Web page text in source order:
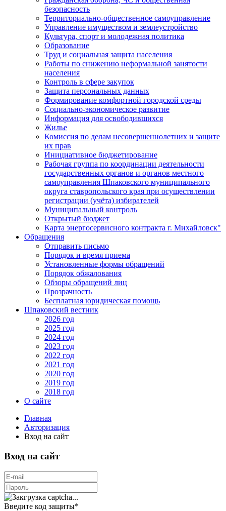
безопасность
Территориально-общественное самоуправление
Управление имуществом и землеустройство
Культура, спорт и молодежная политика
Образование
Труд и социальная защита населения
Работы по снижению неформальной занятости
населения
Контроль в сфере закупок
Защита персональных данных
Формирование комфортной городской среды
Социально-экономическое развитие
Информация для освободившихся
Жилье
Комиссия по делам несовершеннолетних и защите
их прав
Инициативное бюджетирование
Рабочая группа по координации деятельности
государственных органов и органов местного
самоуправления Шпаковского муниципального
округа ставропольского края при осуществлении
регистрации (учёта) избирателей
Муниципальный контроль
Открытый бюджет
Карта энергосервисного контракта г. Михайловск"
Обращения
Отправить письмо
Порядок и время приема
Установленные формы обращений
Порядок обжалования
Обзоры обращений лиц
Прозрачность
Бесплатная юридическая помощь
Шпаковский вестник
2026 год
2025 год
2024 год
2023 год
2022 год
2021 год
2020 год
2019 год
2018 год
О сайте
Главная
Авторизация
Вход на сайт
Вход на сайт
Введите код защиты*